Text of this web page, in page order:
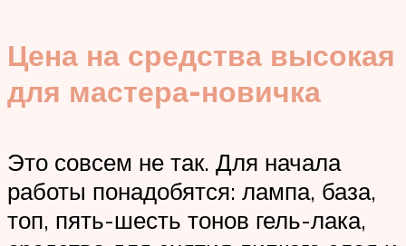
Цена на средства высокая
для мастера-новичка
Это совсем не так. Для начала
работы понадобятся: лампа, база,
топ, пять-шесть тонов гель-лака,